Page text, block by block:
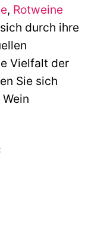
, Rotweine
durch ihre
Vielfalt der
Sie sich